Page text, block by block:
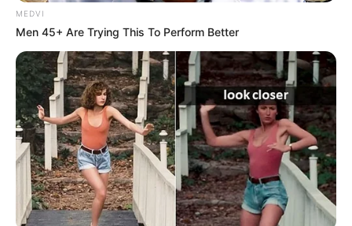
Participe do nosso grupo do
WhatsApp!
Fique informado em tempo real sobre as principais
notícias de Paraguaçu Paulista e região
MEDVI
Men 45+ Are Trying This To Perform Better